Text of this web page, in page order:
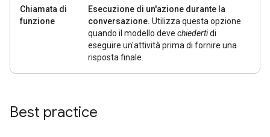
Chiamata di
funzione
Esecuzione di un'azione durante la
conversazione. Utilizza questa opzione
quando il modello deve chiedertidi
eseguire un'attività prima di fornire una
risposta finale.
Best practice